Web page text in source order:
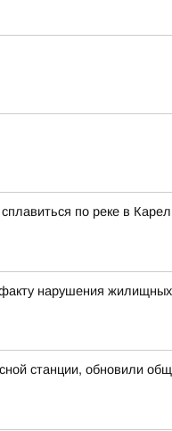
по реке в
нарушения
станции, обновили